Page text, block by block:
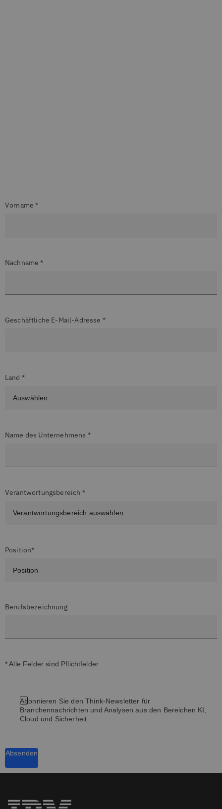
Vorname *
Nachname *
Geschäftliche E-Mail-Adresse *
Land *
Name des Unternehmens *
Verantwortungsbereich *
Position*
Berufsbezeichnung
* Alle Felder sind Pflichtfelder
Abonnieren Sie den Think-Newsletter für
Branchennachrichten und Analysen aus den Bereichen KI,
Cloud und Sicherheit.
Absenden